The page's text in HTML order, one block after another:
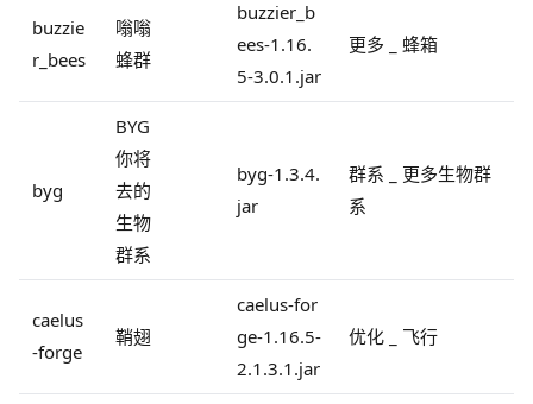
buzzie
r_bees
嗡嗡
蜂群
buzzier_b
ees-1.16.
5-3.0.1.jar
更多 _ 蜂箱
byg
BYG
你将
去的
生物
群系
byg-1.3.4.
jar
群系 _ 更多生物群
系
caelus
-forge
鞘翅
caelus-for
ge-1.16.5-
2.1.3.1.jar
优化 _ 飞行